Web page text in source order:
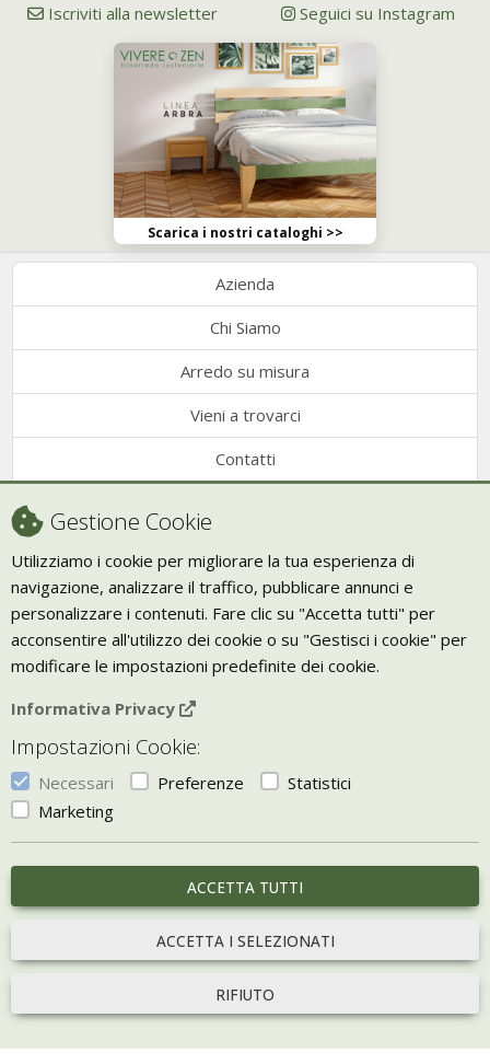
Iscriviti alla newsletter Seguici su Instagram
Scarica i nostri cataloghi >>
Azienda
Chi Siamo
Arredo su misura
Vieni a trovarci
Contatti
Trasporto
Giornale Bio
Bio Arredamento
Vivere Zen è un marchio di Uketis srls
p.iva IT06473130828
Gestisci i Cookie
portale sviluppato conBill e-commerce
Gestione Cookie
Utilizziamo i cookie per migliorare la tua esperienza di
navigazione, analizzare il traffico, pubblicare annunci e
personalizzare i contenuti. Fare clic su "Accetta tutti" per
acconsentire all'utilizzo dei cookie o su "Gestisci i cookie" per
modificare le impostazioni predefinite dei cookie.
Informativa Privacy
Impostazioni Cookie:
Necessari Preferenze
Statistici
Marketing
ACCETTA TUTTI
ACCETTA I SELEZIONATI
RIFIUTO